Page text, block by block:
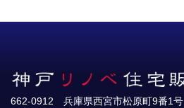
662-0912 兵庫県西宮市松原町9番1号